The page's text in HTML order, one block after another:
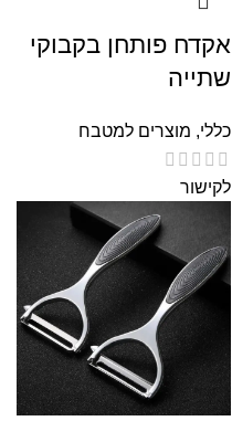
אקדח פותחן בקבוקי
שתייה
כללי, מוצרים למטבח
לקישור